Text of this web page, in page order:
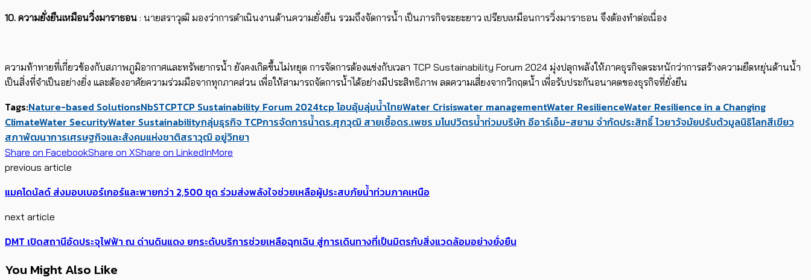
10. ความยั่งยืนเหมือนวิ่งมาราธอน : นายสราวุฒิ มองว่าการดำเนินงานด้านความยั่งยืน รวมถึงจัดการน้ำ เป็นภารกิจระยะยาว เปรียบเหมือนการวิ่งมาราธอน จึงต้องทำต่อเนื่อง
ความท้าทายที่เกี่ยวข้องกับสภาพภูมิอากาศและทรัพยากรน้ำ ยังคงเกิดขึ้นไม่หยุด การจัดการต้องแข่งกับเวลา TCP Sustainability Forum 2024 มุ่งปลุกพลังให้ภาคธุรกิจตระหนักว่าการสร้างความยืดหยุ่นด้านน้ำ
เป็นสิ่งที่จำเป็นอย่างยิ่ง และต้องอาศัยความร่วมมือจากทุกภาคส่วน เพื่อให้สามารถจัดการน้ำได้อย่างมีประสิทธิภาพ ลดความเสี่ยงจากวิกฤตน้ำ เพื่อรับประกันอนาคตของธุรกิจที่ยั่งยืน
Tags:Nature-based SolutionsNbSTCPTCP Sustainability Forum 2024tcp โอบอุ้มลุ่มน้ำไทยWater Crisiswater managementWater ResilienceWater Resilience in a Changing
ClimateWater SecurityWater Sustainabilityกลุ่มธุรกิจ TCPการจัดการน้ำดร.ศุภวุฒิ สายเชื้อดร.เพชร มโนปวิตรน้ำท่วมบริษัท อีอาร์เอ็ม-สยาม จำกัดประสิทธิ์ ไวยาวัจมัยปรับตัวมูลนิธิโลกสีเขียว
สภาพัฒนาการเศรษฐกิจและสังคมแห่งชาติสราวุฒิ อยู่วิทยา
Share on FacebookShare on XShare on LinkedInMore
previous article
แมคโดนัลด์ ส่งมอบเบอร์เกอร์และพายกว่า 2,500 ชุด ร่วมส่งพลังใจช่วยเหลือผู้ประสบภัยน้ำท่วมภาคเหนือ
next article
DMT เปิดสถานีอัดประจุไฟฟ้า ณ ด่านดินแดง ยกระดับบริการช่วยเหลือฉุกเฉิน สู่การเดินทางที่เป็นมิตรกับสิ่งแวดล้อมอย่างยั่งยืน
You Might Also Like